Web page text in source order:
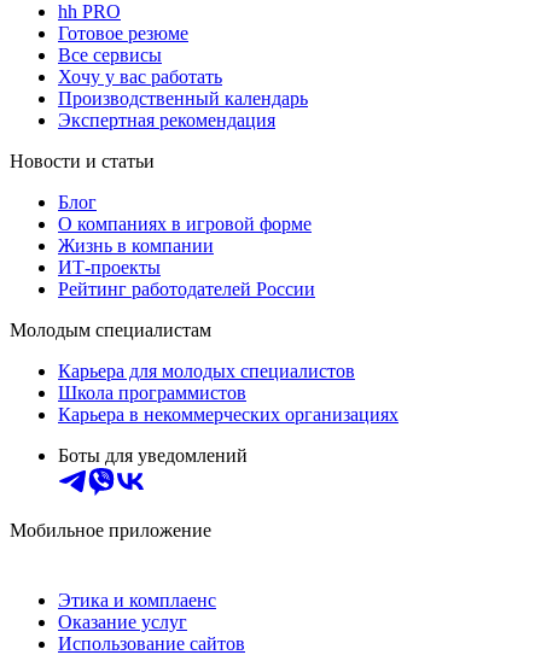
hh PRO
Готовое резюме
Все сервисы
Хочу у вас работать
Производственный календарь
Экспертная рекомендация
Новости и статьи
Блог
О компаниях в игровой форме
Жизнь в компании
ИТ-проекты
Рейтинг работодателей России
Молодым специалистам
Карьера для молодых специалистов
Школа программистов
Карьера в некоммерческих организациях
Боты для уведомлений
Мобильное приложение
Этика и комплаенс
Оказание услуг
Использование сайтов